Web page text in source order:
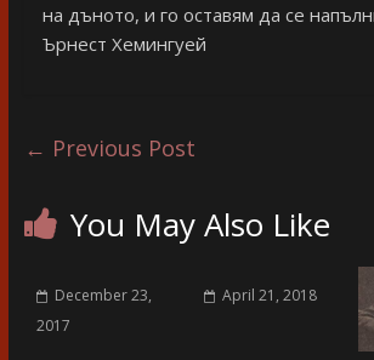
на дъното, и го оставям да се
Ърнест Хемингуей
← Previous Post
You May Also Like
December 23,
2017
April 21, 2018